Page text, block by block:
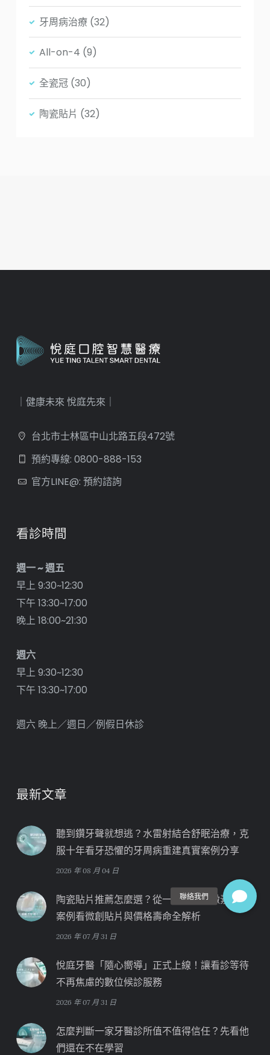
牙周病治療 (32)
All-on-4 (9)
全瓷冠 (30)
陶瓷貼片 (32)
｜健康未來 悅庭先來｜
台北市士林區中山北路五段472號
預約專線: 0800-888-153
官方LINE@: 預約諮詢
看診時間
週一 ~ 週五
早上 9:30~12:30
下午 13:30~17:00
晚上 18:00~21:30
週六
早上 9:30~12:30
下午 13:30~17:00
週六 晚上／週日／例假日休診
最新文章
聽到鑽牙聲就想逃？水雷射結合舒眠治療，克
服十年看牙恐懼的牙周病重建真實案例分享
2026 年 08 月 04 日
陶瓷貼片推薦怎麼選？從一位「四環黴素牙」
案例看微創貼片與價格壽命全解析
2026 年 07 月 31 日
悅庭牙醫「隨心嚮導」正式上線！讓看診等待
不再焦慮的數位候診服務
2026 年 07 月 31 日
怎麼判斷一家牙醫診所值不值得信任？先看他
們還在不在學習